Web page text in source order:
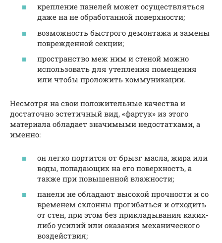
крепление панелей может осуществляться
даже на не обработанной поверхности;
возможность быстрого демонтажа и замены
поврежденной секции;
пространство меж ним и стеной можно
использовать для утепления помещения
или чтобы проложить коммуникации.
Несмотря на свои положительные качества и
достаточно эстетичный вид, «фартук» из этого
материала обладает значимыми недостатками, а
именно:
он легко портится от брызг масла, жира или
воды, попадающих на его поверхность, а
также при повышенной влажности;
панели не обладают высокой прочности и со
временем склонны прогибаться и отходить
от стен, при этом без прикладывания каких-
либо усилий или оказания механического
воздействия;